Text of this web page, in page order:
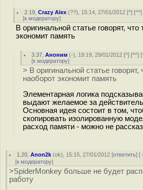
2.19 ,Crazy Alex (??), 15:14, 27/01/2012 [^] [^^]
[к модератору]
В оригинальной статье говорят,
экономит память
3.37 ,Аноним (-), 19:19, 29/01/2012 [^] [^^] [
[к модератору]
> В оригинальной статье говорят,
наоборот экономит память
Элементарная логика
выдают желаемое за
Основная идея состоит в том,
скопировать изолированную
расход памяти - можно не
1.20 ,Anon2k (ok), 15:15, 27/01/2012 [ответить] [
[к модератору]
>SpiderMonkey больше не будет
работу